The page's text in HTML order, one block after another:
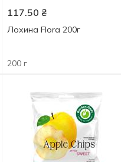
117.50 ₴
Лохина Flora 200г
200 г